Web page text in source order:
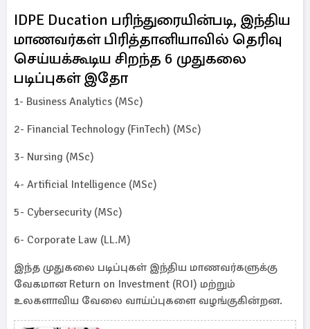
IDPE Ducation பரிந்துரையின்படி, இந்திய
மாணவர்கள் பிரித்தானியாவில் தெரிவு
செய்யக்கூடிய சிறந்த 6 முதுகலை
படிப்புகள் இதோ
1- Business Analytics (MSc)
2- Financial Technology (FinTech) (MSc)
3- Nursing (MSc)
4- Artificial Intelligence (MSc)
5- Cybersecurity (MSc)
6- Corporate Law (LL.M)
இந்த முதுகலை படிப்புகள் இந்திய மாணவர்களுக்கு
வேகமான Return on Investment (ROI) மற்றும்
உலகளாவிய வேலை வாய்ப்புகளை வழங்குகின்றன.